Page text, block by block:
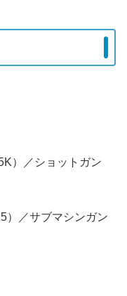
）／ショットガン
）／サブマシンガン